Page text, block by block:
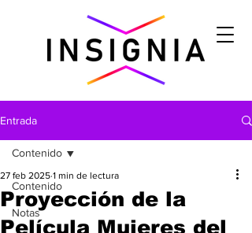
Entrada
Contenido
Notas
Contenido
Proyección de la
Película Mujeres del
27 feb 2025 1 min de lectura